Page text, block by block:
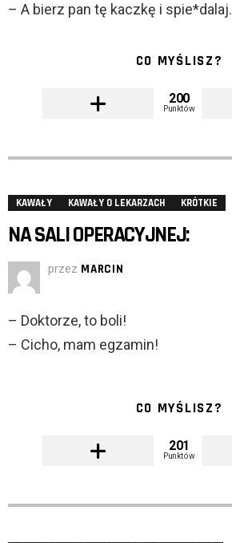
– A bierz pan tę kaczkę i spie*dalaj.
CO MYŚLISZ?
200
Punktów
KAWAŁY KAWAŁY O LEKARZACH KRÓTKIE
NA SALI OPERACYJNEJ:
przez MARCIN
– Doktorze, to boli!
– Cicho, mam egzamin!
CO MYŚLISZ?
201
Punktów